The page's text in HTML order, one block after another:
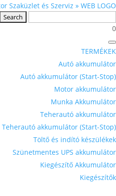
0
TERMÉKEK
Autó akkumulátor
Autó akkumulátor (Start-Stop)
Motor akkumulátor
Munka Akkumulátor
Teherautó akkumulátor
Teherautó akkumulátor (Start-Stop)
Töltő és indító készülékek
Szünetmentes UPS akkumulátor
Kiegészítő Akkumulátor
Kiegészítők